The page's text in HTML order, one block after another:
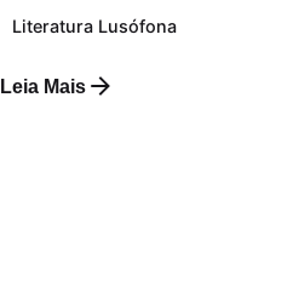
Literatura Lusófona
Leia Mais